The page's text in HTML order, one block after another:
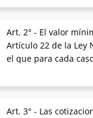
Art. 2° - El valor
Artículo 22 de la Ley
el que para cada
Art. 3° - Las